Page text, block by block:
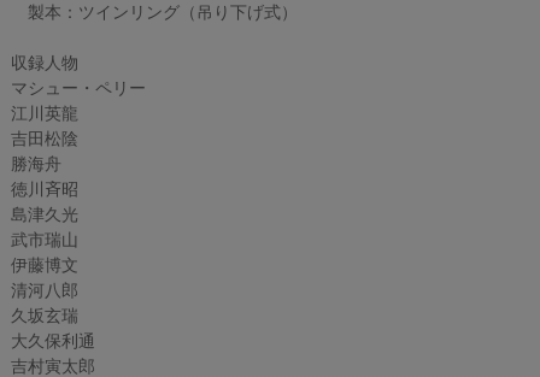
製本：ツインリング（吊り下げ式）
収録人物
マシュー・ペリー
江川英龍
吉田松陰
勝海舟
徳川斉昭
島津久光
武市瑞山
伊藤博文
清河八郎
久坂玄瑞
大久保利通
吉村寅太郎